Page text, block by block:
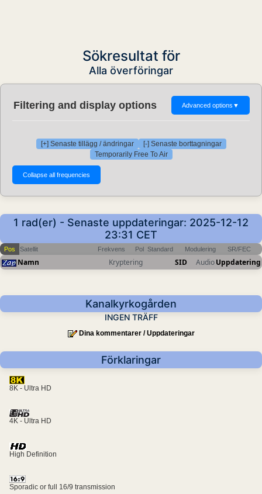
Sökresultat för
Alla överföringar
Filtering and display options Advanced options ▼
[+] Senaste tillägg / ändringar
[-] Senaste borttagningar
Temporarily Free To Air
1 rad(er) - Senaste uppdateringar: 2025-12-12
23:31 CET
Pos Satellit Frekvens Pol Standard Modulering SR/FEC
Namn Kryptering SID AudioUppdatering
Kanalkyrkogården
INGEN TRÄFF
Dina kommentarer / Uppdateringar
Förklaringar
8K - Ultra HD
4K - Ultra HD
High Definition
Sporadic or full 16/9 transmission